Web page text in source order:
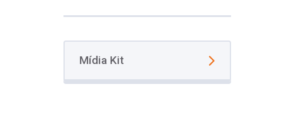
Mídia Kit